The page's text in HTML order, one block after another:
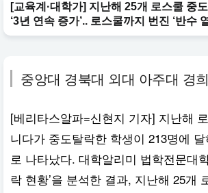
[교육계·대학가] 지난해 25개 로스쿨 중
‘3년 연속 증가’.. 로스쿨까지 번진 ‘반수
중앙대 경북대 외대 아주대 경
[베리타스알파=신현지 기자] 지난해
니다가 중도탈락한 학생이 213명에
로 나타났다. 대학알리미 법학전문대
락 현황’을 분석한 결과, 지난해 25개